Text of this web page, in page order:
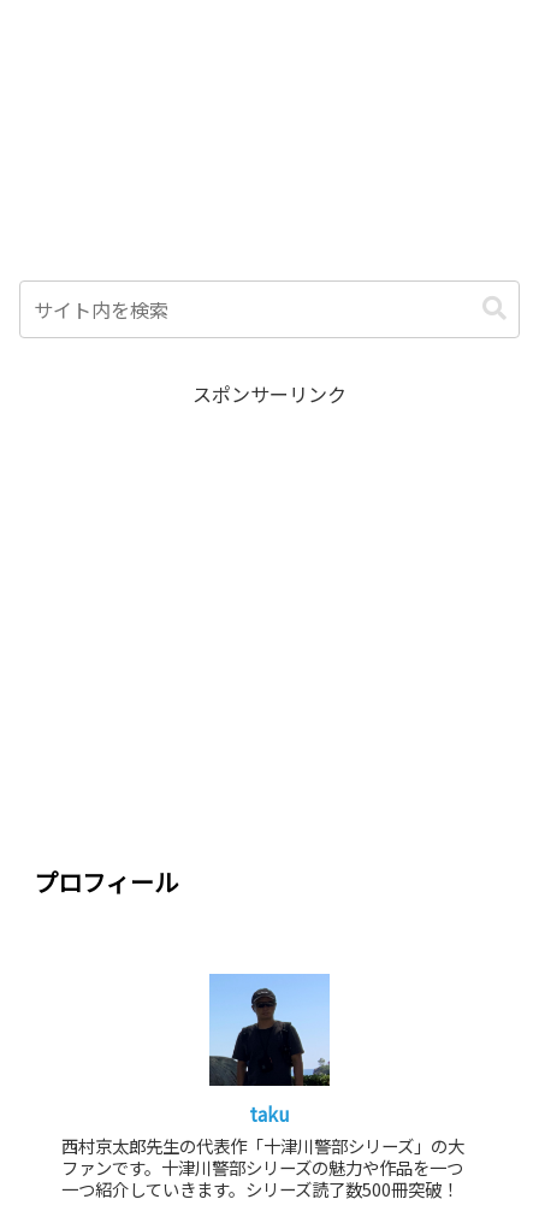
スポンサーリンク
プロフィール
taku
西村京太郎先生の代表作「十津川警部シリーズ」の大
ファンです。十津川警部シリーズの魅力や作品を一つ
一つ紹介していきます。シリーズ読了数500冊突破！